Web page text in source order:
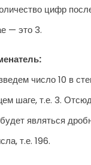
цифр
— это 3.
число 10 в
шаге, т.е. 3.
являться
т.е. 196.